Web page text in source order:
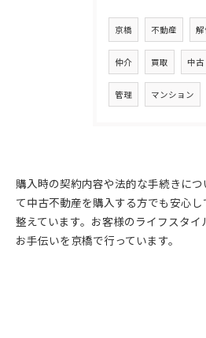
京橋 不動産
仲介 買取 中古
管理 マンション
購入時の契約内容や法的な手続きに
て中古不動産を購入する方でも安心
整えています。お客様のライフスタ
お手伝いを京橋で行っています。